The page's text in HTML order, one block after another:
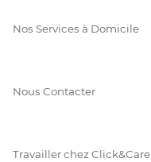
Nos Services à Domicile
Nous Contacter
Travailler chez Click&Care